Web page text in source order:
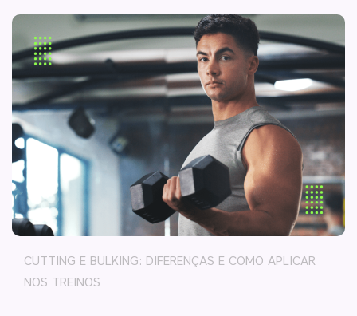
CUTTING E BULKING: DIFERENÇAS E COMO APLICAR
NOS TREINOS